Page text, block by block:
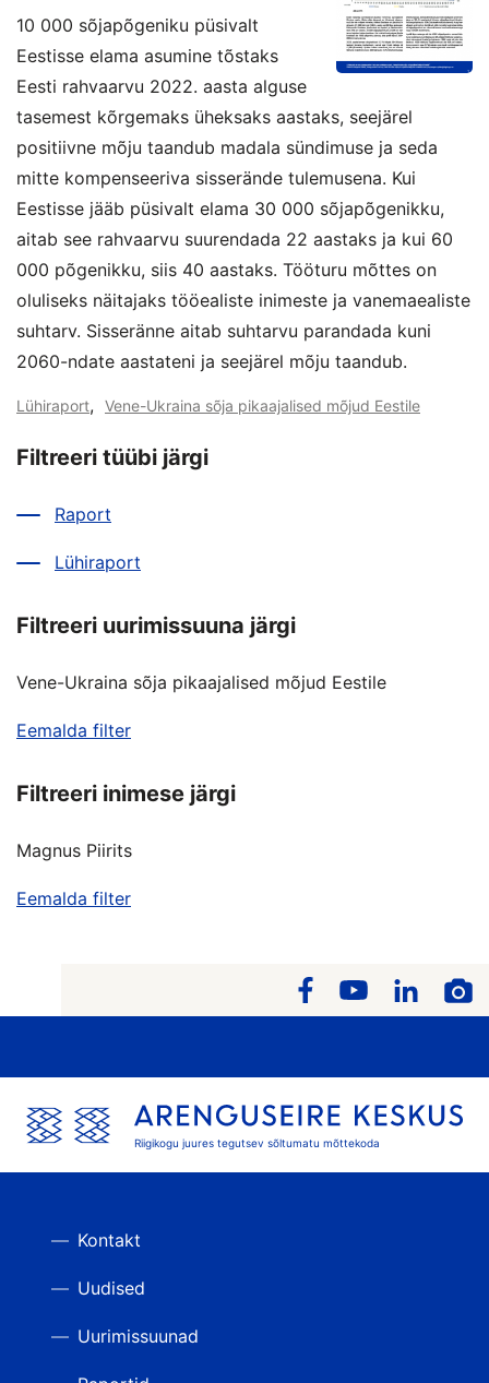
10 000 sõjapõgeniku püsivalt
Eestisse elama asumine tõstaks
Eesti rahvaarvu 2022. aasta alguse
tasemest kõrgemaks üheksaks aastaks, seejärel
positiivne mõju taandub madala sündimuse ja seda
mitte kompenseeriva sisserände tulemusena. Kui
Eestisse jääb püsivalt elama 30 000 sõjapõgenikku,
aitab see rahvaarvu suurendada 22 aastaks ja kui 60
000 põgenikku, siis 40 aastaks. Tööturu mõttes on
oluliseks näitajaks tööealiste inimeste ja vanemaealiste
suhtarv. Sisseränne aitab suhtarvu parandada kuni
2060-ndate aastateni ja seejärel mõju taandub.
Lühiraport, Vene-Ukraina sõja pikaajalised mõjud Eestile
Filtreeri tüübi järgi
Raport
Lühiraport
Filtreeri uurimissuuna järgi
Vene-Ukraina sõja pikaajalised mõjud Eestile
Eemalda filter
Filtreeri inimese järgi
Magnus Piirits
Eemalda filter
Riigikogu juures tegutsev sõltumatu mõttekoda
Kontakt
Uudised
Uurimissuunad